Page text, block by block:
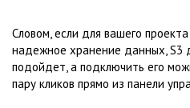
Словом, если для вашего
надежное хранение данных, S3
подойдет, а подключить его
пару кликов прямо из панели